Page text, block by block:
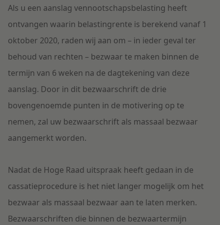
Als u een aanslag vennootschapsbelasting heeft
ontvangen waarin belastingrente is berekend vanaf 1
oktober 2020, raden wij aan om – in ieder geval ter
behoud van rechten – bezwaar te maken binnen de
termijn van 6 weken na de dagtekening van deze
aanslag. Door in dit bezwaarschrift de drie
bovengenoemde punten in de motivering op te
nemen, zal uw bezwaarschrift als massaal bezwaar
aangemerkt worden.
Nadat de Hoge Raad uitspraak heeft gedaan in de
cassatieprocedure is het niet langer mogelijk om het
bezwaar als massaal bezwaar aan te laten merken.
Bezwaarschriften die binnen de bezwaartermijn